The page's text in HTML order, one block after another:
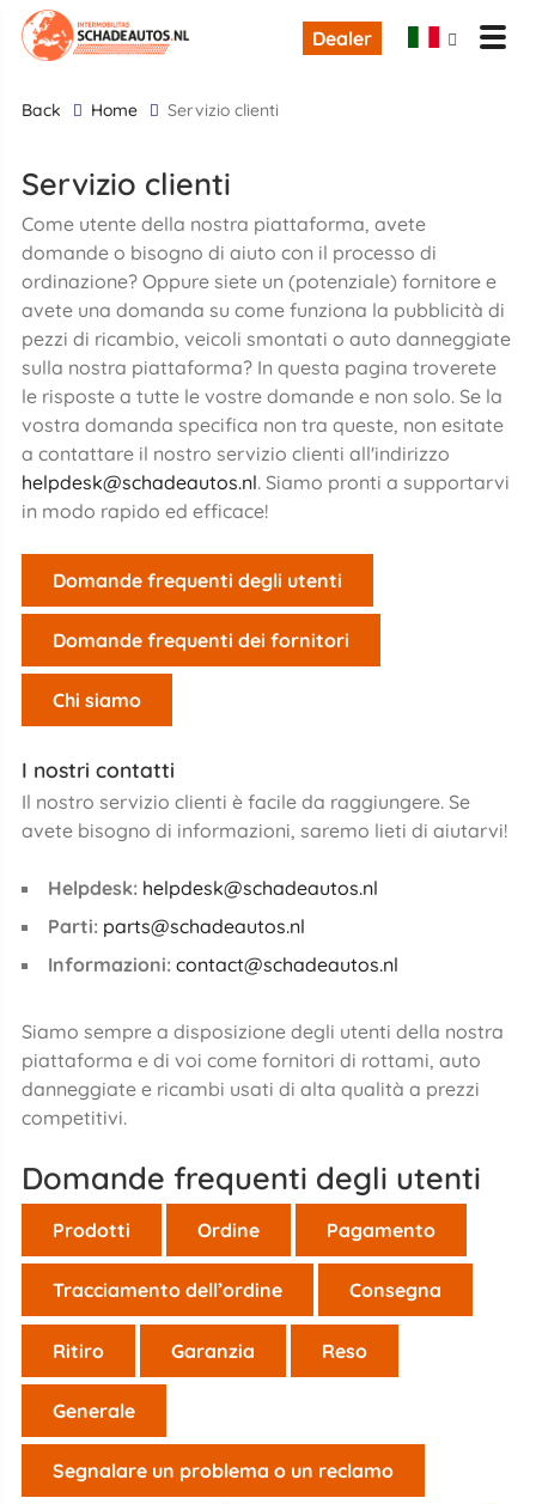
Dealer
back Home Servizio clienti
Servizio clienti
Come utente della nostra piattaforma, avete
domande o bisogno di aiuto con il processo di
ordinazione? Oppure siete un (potenziale) fornitore e
avete una domanda su come funziona la pubblicità di
pezzi di ricambio, veicoli smontati o auto danneggiate
sulla nostra piattaforma? In questa pagina troverete
le risposte a tutte le vostre domande e non solo. Se la
vostra domanda specifica non tra queste, non esitate
a contattare il nostro servizio clienti all'indirizzo
helpdesk@schadeautos.nl. Siamo pronti a supportarvi
in modo rapido ed efficace!
Domande frequenti degli utenti
Domande frequenti dei fornitori
Chi siamo
I nostri contatti
Il nostro servizio clienti è facile da raggiungere. Se
avete bisogno di informazioni, saremo lieti di aiutarvi!
Helpdesk: helpdesk@schadeautos.nl
Parti: parts@schadeautos.nl
Informazioni: contact@schadeautos.nl
Siamo sempre a disposizione degli utenti della nostra
piattaforma e di voi come fornitori di rottami, auto
danneggiate e ricambi usati di alta qualità a prezzi
competitivi.
Domande frequenti degli utenti
Prodotti Ordine Pagamento
Tracciamento dell’ordine Consegna
Ritiro Garanzia Reso
Generale
Segnalare un problema o un reclamo